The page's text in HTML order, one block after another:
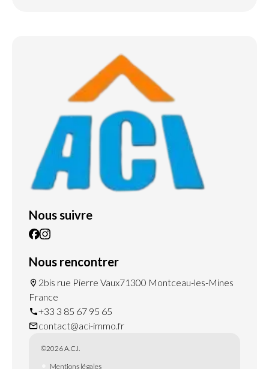
Nous suivre
Nous rencontrer
2bis rue Pierre Vaux71300 Montceau-les-Mines
France
+33 3 85 67 95 65
contact@aci-immo.fr
©2026 A.C.I.
Mentions légales